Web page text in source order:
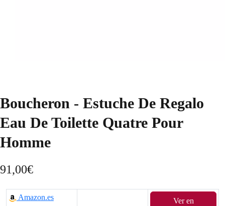
Boucheron - Estuche De Regalo
Eau De Toilette Quatre Pour
Homme
91,00€
Amazon.es
Ver en